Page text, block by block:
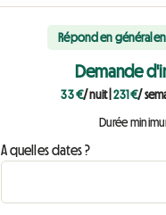
Répond en général
Demande
33 €/ nuit|231 €/
Durée
A quelles dates ?